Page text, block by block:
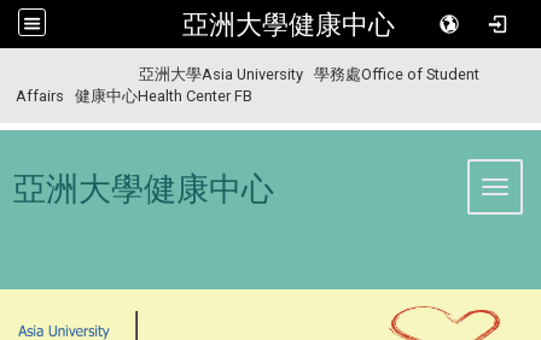
亞洲大學健康中心
亞洲大學Asia University
學務處Office of Student
Affairs
健康中心Health Center FB
亞洲大學健康中心